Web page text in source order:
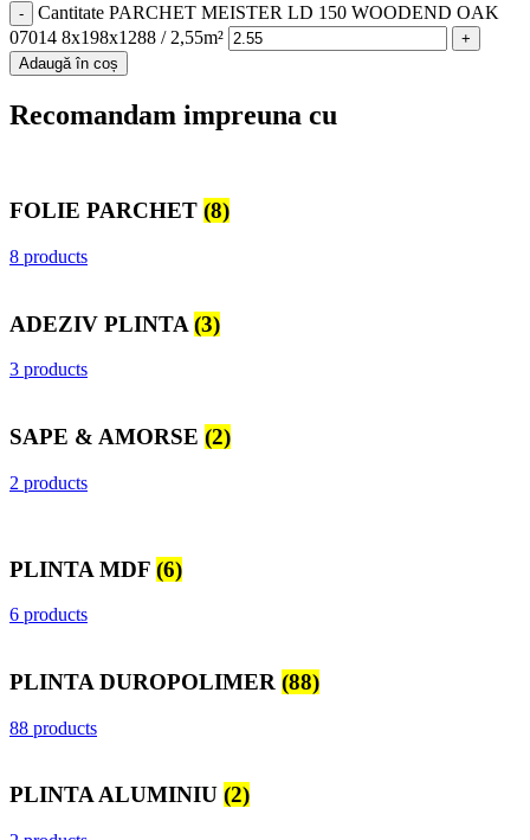
Cantitate PARCHET MEISTER LD 150 WOODEND OAK
07014 8x198x1288 / 2,55m²
Adaugă în coș
Recomandam impreuna cu
FOLIE PARCHET (8)
8 products
ADEZIV PLINTA (3)
3 products
SAPE & AMORSE (2)
2 products
PLINTA MDF (6)
6 products
PLINTA DUROPOLIMER (88)
88 products
PLINTA ALUMINIU (2)